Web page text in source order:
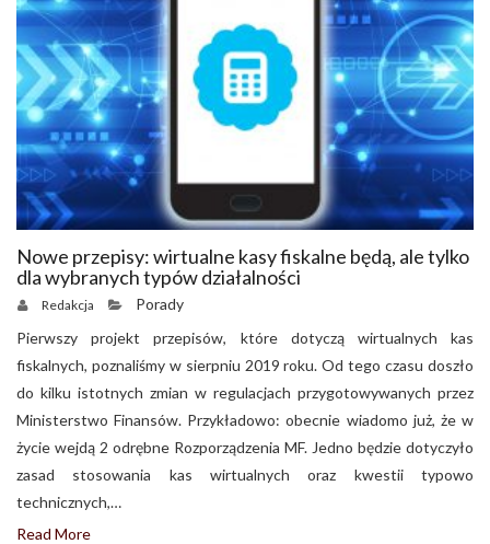
Nowe przepisy: wirtualne kasy fiskalne będą, ale tylko
dla wybranych typów działalności
Redakcja
Porady
Pierwszy projekt przepisów, które dotyczą wirtualnych kas
fiskalnych, poznaliśmy w sierpniu 2019 roku. Od tego czasu doszło
do kilku istotnych zmian w regulacjach przygotowywanych przez
Ministerstwo Finansów. Przykładowo: obecnie wiadomo już, że w
życie wejdą 2 odrębne Rozporządzenia MF. Jedno będzie dotyczyło
zasad stosowania kas wirtualnych oraz kwestii typowo
technicznych,…
Read More